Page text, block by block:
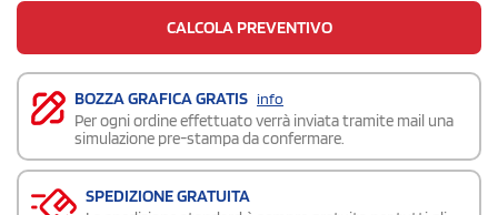
CALCOLA PREVENTIVO
BOZZA GRAFICA GRATIS info
Per ogni ordine effettuato verrà inviata tramite mail una
simulazione pre-stampa da confermare.
SPEDIZIONE GRATUITA